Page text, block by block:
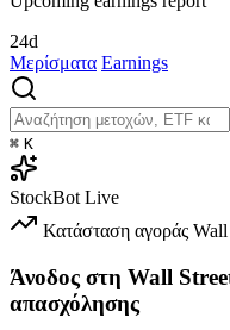
24d
Μερίσματα Earnings
⌘ K
StockBot Live
Κατάσταση αγοράς Wall
Άνοδος στη Wall
απασχόλησης